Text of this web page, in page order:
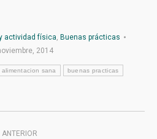
actividad física, Buenas prácticas
2014
alimentacion sana buenas practicas
ANTERIOR